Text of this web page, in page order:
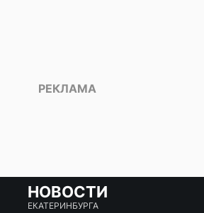
НОВОСТИ
ЕКАТЕРИНБУРГА